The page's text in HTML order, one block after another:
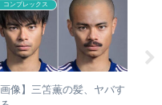
コンプレックス
画像】三笘薫の髪、ヤバす